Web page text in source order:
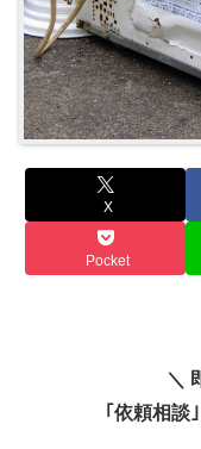
X
Pocket
＼
｢依頼相談